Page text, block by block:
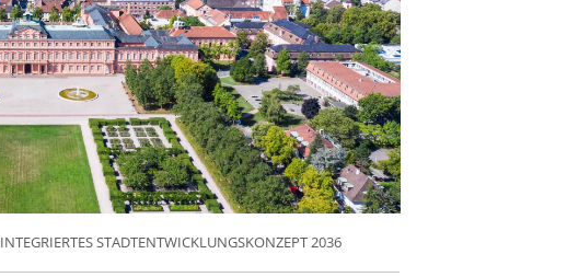
INTEGRIERTES STADTENTWICKLUNGSKONZEPT 2036